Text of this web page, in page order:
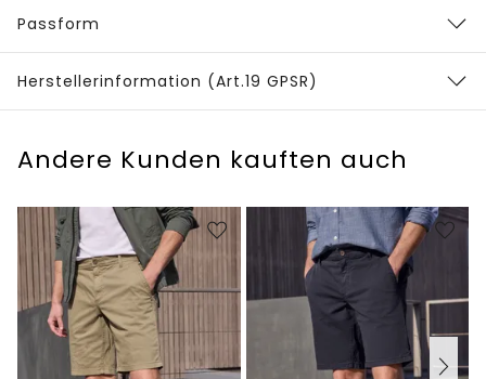
Passform
Herstellerinformation (Art.19 GPSR)
Andere Kunden kauften auch